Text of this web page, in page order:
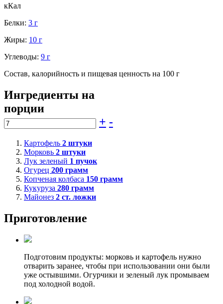
кКал
Белки: 3 г
Жиры: 10 г
Углеводы: 9 г
Состав, калорийность и пищевая ценность на 100 г
Ингредиенты на
порции
+ -
Картофель 2 штуки
Морковь 2 штуки
Лук зеленый 1 пучок
Огурец 200 грамм
Копченая колбаса 150 грамм
Кукуруза 280 грамм
Майонез 2 ст. ложки
Приготовление
Подготовим продукты: морковь и картофель нужно
отварить заранее, чтобы при использовании они были
уже остывшими. Огурчики и зеленый лук промываем
под холодной водой.